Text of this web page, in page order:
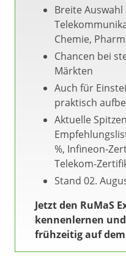
Breite
Chemie,
Chancen bei
Märkten
Auch für
praktisch
Aktuelle
%, Infineon-
Telekom-
Stand 02.
Jetzt den RuMaS
kennenlernen
frühzeitig auf